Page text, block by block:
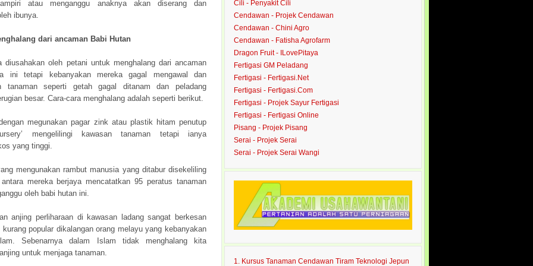
atau menganggu anaknya akan diserang dan
ibunya.
dari ancaman Babi Hutan
diusahakan oleh petani untuk menghalang dari ancaman
ini tetapi kebanyakan mereka gagal mengawal dan
tanaman seperti getah gagal ditanam dan peladang
besar. Cara-cara menghalang adalah seperti berikut.
megunakan pagar zink atau plastik hitam penutup
mengelilingi kawasan tanaman tetapi ianya
yang tinggi.
mengunakan rambut manusia yang ditabur disekeliling
mereka berjaya mencatatkan 95 peratus tanaman
oleh babi hutan ini.
anjing perliharaan di kawasan ladang sangat berkesan
popular dikalangan orang melayu yang kebanyakan
Sebenarnya dalam Islam tidak menghalang kita
untuk menjaga tanaman.
Cili - Penyakit Cili
Cendawan - Projek Cendawan
Cendawan - Chini Agro
Cendawan - Fatisha Agrofarm
Dragon Fruit - ILovePitaya
Fertigasi GM Peladang
Fertigasi - Fertigasi.Net
Fertigasi - Fertigasi.Com
Fertigasi - Projek Sayur Fertigasi
Fertigasi - Fertigasi Online
Pisang - Projek Pisang
Serai - Projek Serai
Serai - Projek Serai Wangi
1. Kursus Tanaman Cendawan Tiram Teknologi Jepun